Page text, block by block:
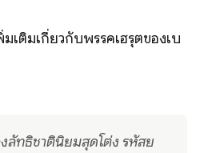
เติมเกี่ยวกับพรรคเฮรุตของเบ
ลัทธิชาตินิยมสุดโต่ง รหัสย